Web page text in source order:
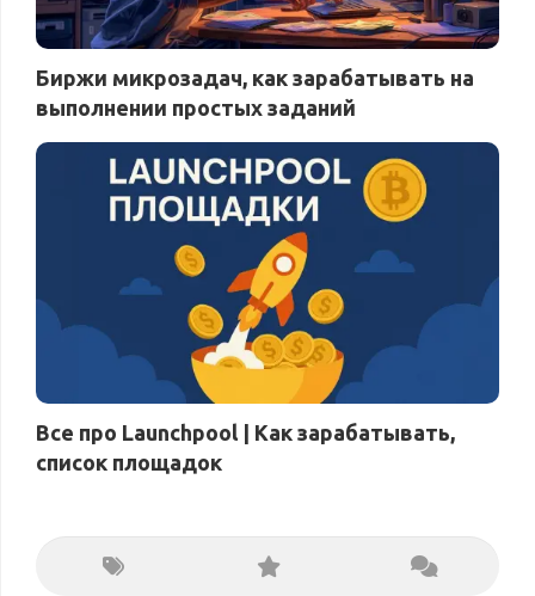
Биржи микрозадач, как зарабатывать на
выполнении простых заданий
Все про Launchpool | Как зарабатывать,
список площадок